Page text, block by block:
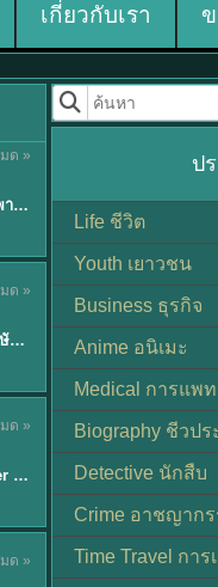
เกี่ยวกับเรา
ด »
Flex X Cop 2 คุณชายสายสืบ ซีซั่น 2 (2026) พากย์ไทย ซับไทย EP.1-14
ด »
My Bias, My Boss เมื่อเมนฉันเป็นประธานบริษัท (2026) พากย์ไทย ซับไทย EP.1-12
ด »
ฤดูร้อนนิรันดร์ (2026) Never-Ending Summer พากย์ไทย EP.1-29
ด »
ป
Life ชีวิต
Youth เยาวชน
Business ธุรกิจ
Anime อนิเมะ
Medical การแพ
Biography ชีวปร
Detective นักสืบ
Crime อาชญาก
Time Travel กา